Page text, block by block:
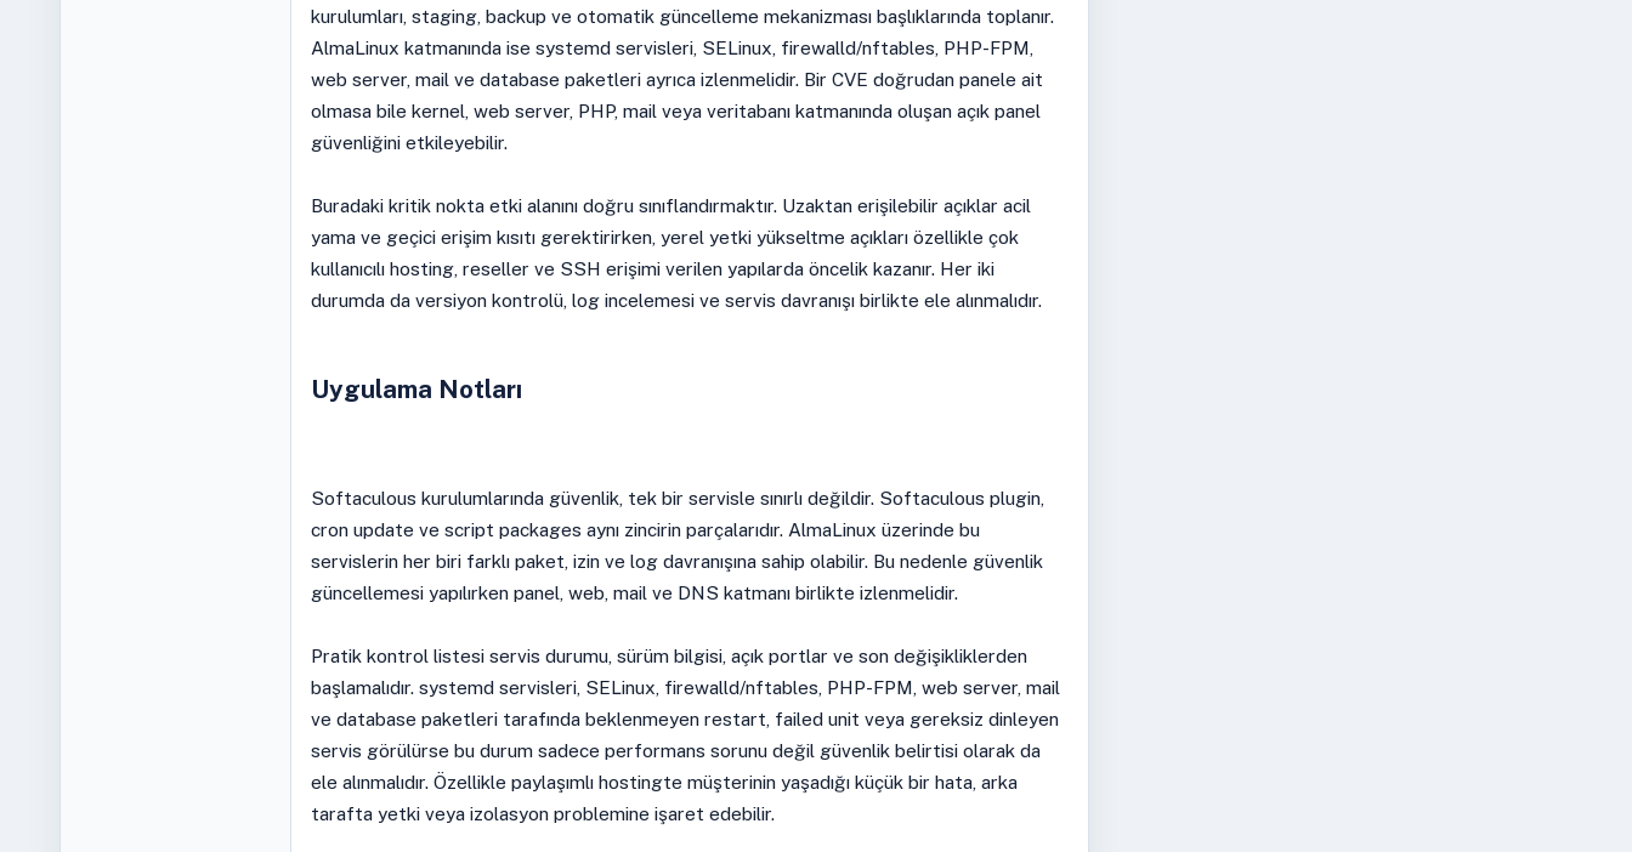
kurulumları, staging, backup ve otomatik güncelleme mekanizması başlıklarında toplanır.
AlmaLinux katmanında ise systemd servisleri, SELinux, firewalld/nftables, PHP-FPM,
web server, mail ve database paketleri ayrıca izlenmelidir. Bir CVE doğrudan panele ait
olmasa bile kernel, web server, PHP, mail veya veritabanı katmanında oluşan açık panel
güvenliğini etkileyebilir.
Buradaki kritik nokta etki alanını doğru sınıflandırmaktır. Uzaktan erişilebilir açıklar acil
yama ve geçici erişim kısıtı gerektirirken, yerel yetki yükseltme açıkları özellikle çok
kullanıcılı hosting, reseller ve SSH erişimi verilen yapılarda öncelik kazanır. Her iki
durumda da versiyon kontrolü, log incelemesi ve servis davranışı birlikte ele alınmalıdır.
Uygulama Notları
Softaculous kurulumlarında güvenlik, tek bir servisle sınırlı değildir. Softaculous plugin,
cron update ve script packages aynı zincirin parçalarıdır. AlmaLinux üzerinde bu
servislerin her biri farklı paket, izin ve log davranışına sahip olabilir. Bu nedenle güvenlik
güncellemesi yapılırken panel, web, mail ve DNS katmanı birlikte izlenmelidir.
Pratik kontrol listesi servis durumu, sürüm bilgisi, açık portlar ve son değişikliklerden
başlamalıdır. systemd servisleri, SELinux, firewalld/nftables, PHP-FPM, web server, mail
ve database paketleri tarafında beklenmeyen restart, failed unit veya gereksiz dinleyen
servis görülürse bu durum sadece performans sorunu değil güvenlik belirtisi olarak da
ele alınmalıdır. Özellikle paylaşımlı hostingte müşterinin yaşadığı küçük bir hata, arka
tarafta yetki veya izolasyon problemine işaret edebilir.